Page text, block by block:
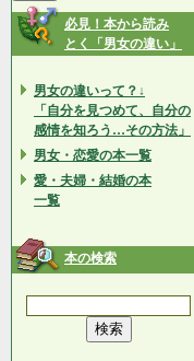
必見！本から読み
とく「男女の違い」
男女の違いって？↓
「自分を見つめて、自分の
感情を知ろう…その方法」
男女・恋愛の本一覧
愛・夫婦・結婚の本
一覧
本の検索